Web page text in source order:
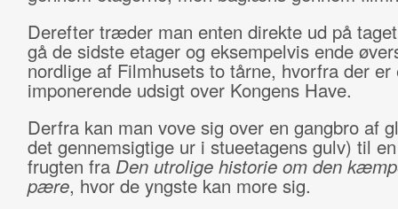
Derefter træder man enten direkte ud på
gå de sidste etager og eksempelvis ende
nordlige af Filmhusets to tårne, hvorfra der er
imponerende udsigt over Kongens Have.
Derfra kan man vove sig over en gangbro af
det gennemsigtige ur i stueetagens gulv) til
frugten fra Den utrolige historie om den
pære, hvor de yngste kan more sig.